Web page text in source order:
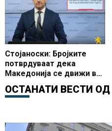
раст, стабилни финансии
и подобар животен
стандард на сите граѓани
Стојаноски: Бројките
потврдуваат дека
Македонија се движи во
правилна насока, 7
квартали по ред
ОСТАНАТИ ВЕСТИ ОД